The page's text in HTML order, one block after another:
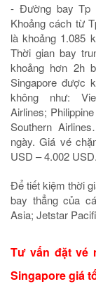
- Đường bay Tp
Khoảng cách từ
là khoảng 1.085
Thời gian bay
khoảng hơn 2h
Singapore được
không như:
Airlines;
Southern
ngày. Giá vé
USD – 4.002 USD.
Để tiết kiệm thời
bay thẳng của
Asia; Jetstar
Tư vấn đặt vé
Singapore giá